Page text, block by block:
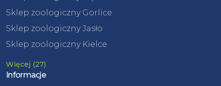
Sklep zoologiczny Gorlice
Sklep zoologiczny Jasło
Sklep zoologiczny Kielce
Więcej (27)
Informacje